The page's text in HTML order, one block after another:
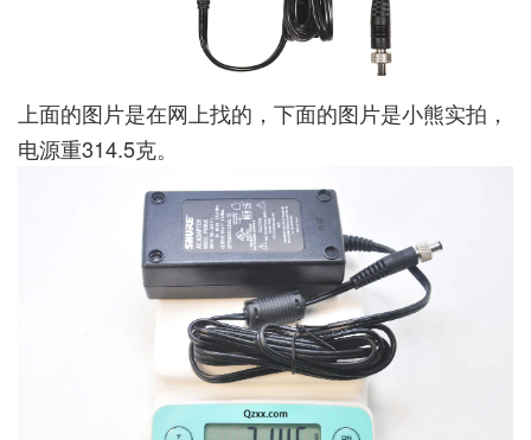
上面的图片是在网上找的，下面的图片是小熊实拍，
电源重314.5克。